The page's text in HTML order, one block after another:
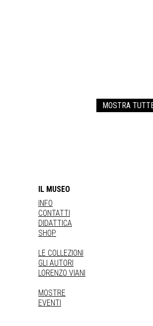
MOSTRA
IL MUSEO
INFO
CONTATTI
DIDATTICA
SHOP
LE COLLEZIONI
GLI AUTORI
LORENZO VIANI
MOSTRE
EVENTI